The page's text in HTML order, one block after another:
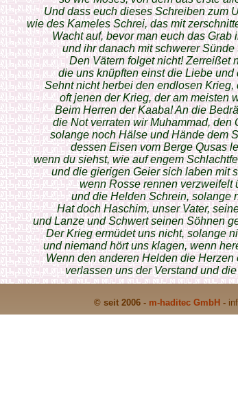
Und dass euch dieses Schreiben zum
wie des Kameles Schrei, das mit
Wacht auf, bevor man euch das Grab
und ihr danach mit schwerer Sünde
Den Vätern folget nicht! Zerreißet
die uns knüpften einst die Liebe und
Sehnt nicht herbei den endlosen Krieg,
oft jenen der Krieg, der am meisten
Beim Herren der Kaaba! An die
die Not verraten wir Muhammad, den
solange noch Hälse und Hände dem
dessen Eisen vom Berge Qusas
wenn du siehst, wie auf engem
und die gierigen Geier sich laben mit
wenn Rosse rennen verzweifelt
und die Helden Schrein, solange
Hat doch Haschim, unser Vater,
und Lanze und Schwert seinen Söhnen
Der Krieg ermüdet uns nicht, solange
und niemand hört uns klagen, wenn
Wenn den anderen Helden die Herzen
verlassen uns der Verstand und
© seit 2006 - m-haditec GmbH -